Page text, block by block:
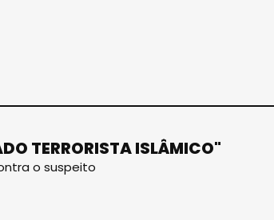
TERRORISTA ISLÂMICO"
o suspeito